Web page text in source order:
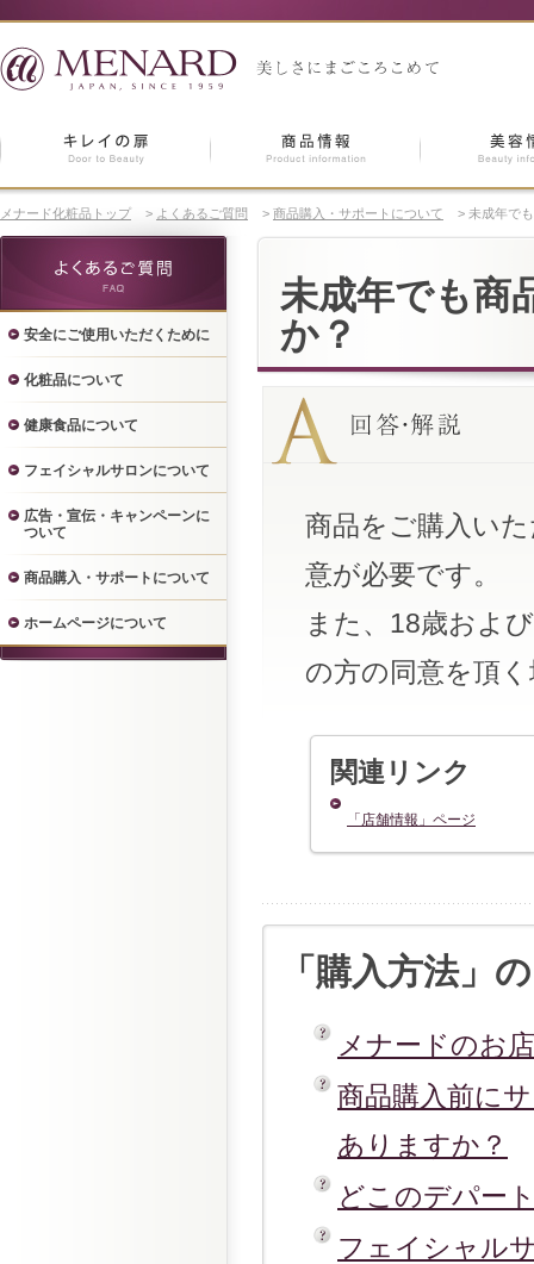
メナード化粧品トップ > よくあるご質問 > 商品購入・サポートについて > 未成年で
未成年でも商
か？
商品をご購入い
意が必要です。
また、18歳およ
の方の同意を頂
関連リンク
「店舗情報」ページ
「購入方法」
メナードのお
商品購入前に
ありますか？
どこのデパー
フェイシャル
安全にご使用いただくために
化粧品について
健康食品について
フェイシャルサロンについて
広告・宣伝・キャンペーンに
ついて
商品購入・サポートについて
ホームページについて